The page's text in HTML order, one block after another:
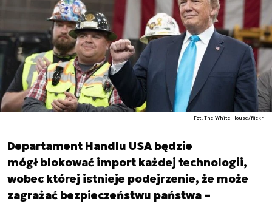
Fot. The White House/flickr
Departament Handlu USA będzie
mógł blokować import każdej technologii,
wobec której istnieje podejrzenie, że może
zagrażać bezpieczeństwu państwa –